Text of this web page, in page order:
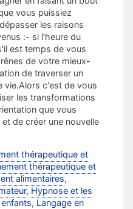
vous puissiez
les raisons
:​​- si l'heure du
est temps de vous
de votre mieux-
de traverser un
vie.​Alors c'est de vous
les transformations
que vous
de créer une nouvelle
thérapeutique et
thérapeutique et
alimentaires,
, Hypnose et les
, Langage en